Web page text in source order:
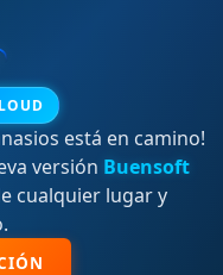
está en camino!
versión Buensoft
cualquier lugar y